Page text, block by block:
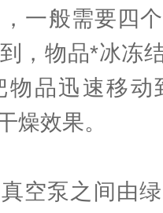
一般需要四
，物品*冰冻
物品迅速移动
燥效果。
泵之间由绿